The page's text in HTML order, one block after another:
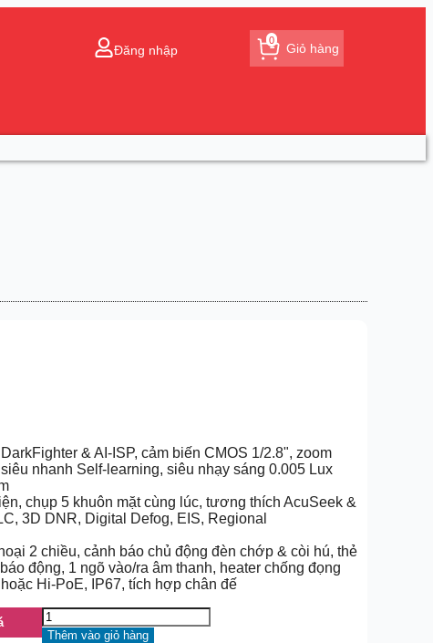
Đăng nhập Giỏ hàng
0
& AI-ISP, cảm biến CMOS 1/2.8", zoom
nhanh Self-learning, siêu nhạy sáng 0.005 Lux
chụp 5 khuôn mặt cùng lúc, tương thích AcuSeek &
3D DNR, Digital Defog, EIS, Regional
2 chiều, cảnh báo chủ động đèn chớp & còi hú, thẻ
động, 1 ngõ vào/ra âm thanh, heater chống đọng
Hi-PoE, IP67, tích hợp chân đế
Thêm vào giỏ hàng